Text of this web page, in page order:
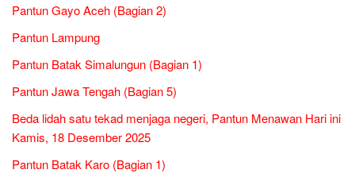
Pantun Gayo Aceh (Bagian 2)
Pantun Lampung
Pantun Batak Simalungun (Bagian 1)
Pantun Jawa Tengah (Bagian 5)
Beda lidah satu tekad menjaga negeri, Pantun Menawan Hari ini
Kamis, 18 Desember 2025
Pantun Batak Karo (Bagian 1)